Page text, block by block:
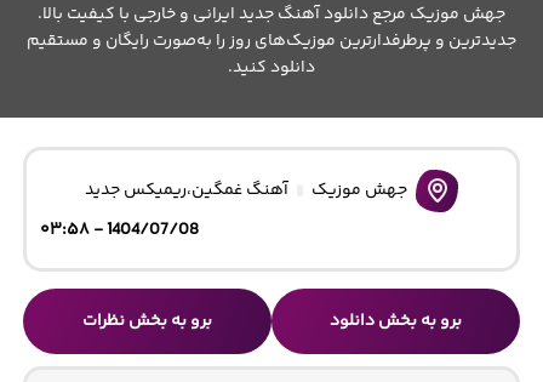
جهش موزیک مرجع دانلود آهنگ جدید ایرانی و خارجی با کیفیت بالا.
جدیدترین و پرطرفدارترین موزیک‌های روز را به‌صورت رایگان و مستقیم
دانلود کنید.
جهش موزیک آهنگ غمگین،ریمیکس جدید
1404/07/08 - ۰۳:۵۸
برو به بخش دانلود برو به بخش نظرات